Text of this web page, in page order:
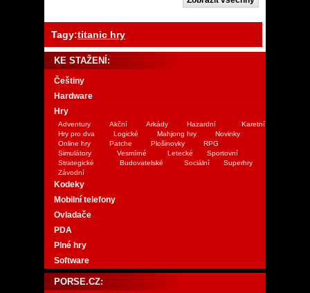
Tagy:titanic hry
KE STAŽENÍ:
Češtiny
Hardware
Hry
Adventury Akční Arkády Hazardní
Karetní
Hry pro dva
Logické Mahjong hry
Novinky
Online hry
Patche Plošinovky
RPG
Simulátory
Vesmírné Letecké
Sportovní
Strategické
Budovatelské Sociální
Superhry
Závodní
Kodeky
Mobilní telefony
Ovladače
PDA
Plné hry
Software
PORSE.CZ: